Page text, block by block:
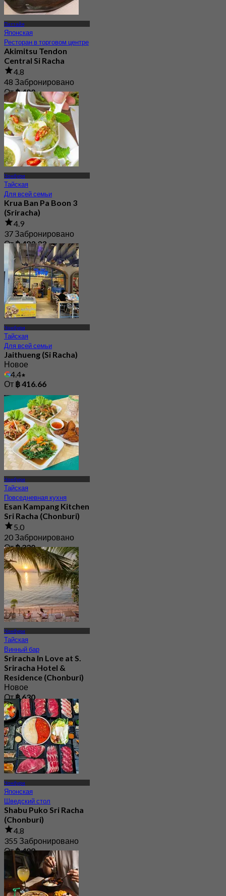
Паттайя
Японская
Ресторан в торговом центре
Akimitsu Tendon
Central Si Racha
4.8
48 Забронировано
От฿ 400
Чонбури
Тайская
Для всей семьи
Krua Ban Pa Boon 3
(Sriracha)
4.9
37 Забронировано
От฿ 483.33
Чонбури
Тайская
Для всей семьи
Jaithueng (Si Racha)
Новое
4.4
От ฿ 416.66
Чонбури
Тайская
Повседневная кухня
Esan Kampang Kitchen
Sri Racha (Chonburi)
5.0
20 Забронировано
От฿ 220
Чонбури
Тайская
Винный бар
Sriracha In Love at S.
Sriracha Hotel &
Residence (Chonburi)
Новое
От฿ 630
Чонбури
Японская
Шведский стол
Shabu Puko Sri Racha
(Chonburi)
4.8
355 Забронировано
От฿ 499